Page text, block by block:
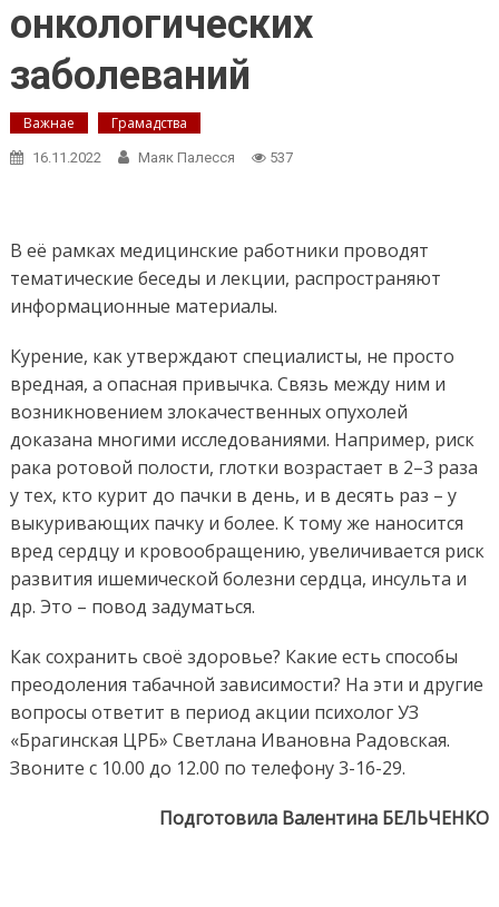
онкологических
заболеваний
Важнае Грамадства
16.11.2022 Маяк Палесся 537
В её рамках медицинские работники проводят
тематические беседы и лекции, распространяют
информационные материалы.
Курение, как утверждают специалисты, не просто
вредная, а опасная привычка. Связь между ним и
возникновением злокачественных опухолей
доказана многими исследованиями. Например, риск
рака ротовой полости, глотки возрастает в 2–3 раза
у тех, кто курит до пачки в день, и в десять раз – у
выкуривающих пачку и более. К тому же наносится
вред сердцу и кровообращению, увеличивается риск
развития ишемической болезни сердца, инсульта и
др. Это – повод задуматься.
Как сохранить своё здоровье? Какие есть способы
преодоления табачной зависимости? На эти и другие
вопросы ответит в период акции психолог УЗ
«Брагинская ЦРБ» Светлана Ивановна Радовская.
Звоните с 10.00 до 12.00 по телефону 3-16-29.
Подготовила Валентина БЕЛЬЧЕНКО